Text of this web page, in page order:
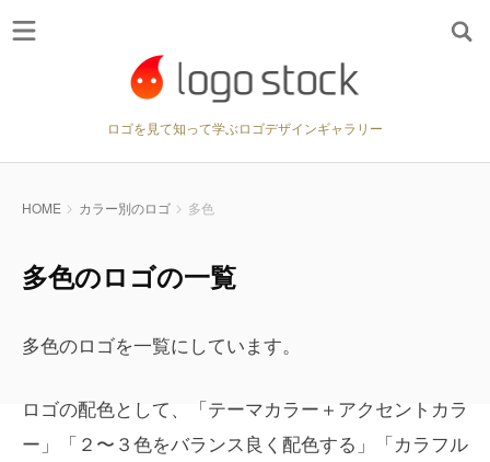
ロゴを見て知って学ぶロゴデザインギャラリー
HOME カラー別のロゴ 多色
多色のロゴの一覧
多色のロゴを一覧にしています。
ロゴの配色として、「テーマカラー＋アクセントカラ
ー」「２〜３色をバランス良く配色する」「カラフル